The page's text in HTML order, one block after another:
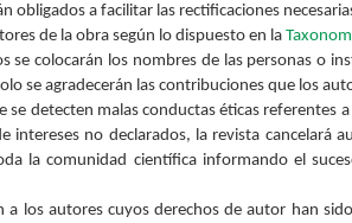
obligados a facilitar las rectificaciones
de la obra según lo dispuesto en la
se colocarán los nombres de las personas o
se agradecerán las contribuciones que los
se detecten malas conductas éticas referentes
intereses no declarados, la revista cancelará
la comunidad científica informando el
a los autores cuyos derechos de autor han